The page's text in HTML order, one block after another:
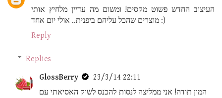
העיצוב החדש פשוט מקסים! ומשום מה עדיין מלחיץ אותי
מוצרים שהכל עליהם ביפנית.. אולי יום אחד :)
Reply
Replies
GlossBerry
23/3/14 22:11
המון תודה! אני ממליצה לנסות להכנס לשוק האסיאתי עם